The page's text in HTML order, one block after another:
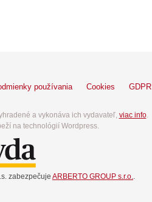
používania Cookies GDPR
a vykonáva ich vydavateľ, viac info.
na technológií Wordpress.
zabezpečuje ARBERTO GROUP s.r.o..